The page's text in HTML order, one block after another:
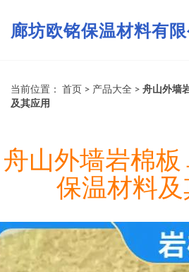
廊坊欧铭保温材料有
当前位置： 首页 > 产品大全 > 舟山外墙
及其应用
舟山外墙岩棉板
保温材料